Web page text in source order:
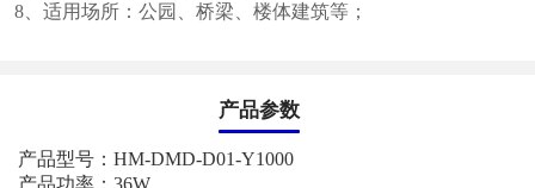
8、适用场所：公园、桥梁、楼体建筑等；
产品参数
产品型号： HM-DMD-D01-Y1000
产品功率： 36W